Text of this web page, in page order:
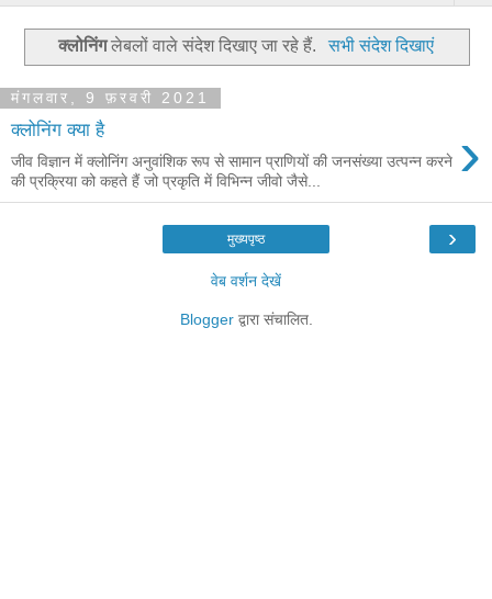
क्लोनिंगलेबलों वाले संदेश दिखाए जा रहे हैं. सभी संदेश दिखाएं
मंगलवार, 9 फ़रवरी 2021
क्लोनिंग क्या है ›
जीव विज्ञान में क्लोनिंग अनुवांशिक रूप से सामान प्राणियों की जनसंख्या उत्पन्न करने
की प्रक्रिया को कहते हैं जो प्रकृति में विभिन्न जीवो जैसे...
›
मुख्यपृष्ठ
वेब वर्शन देखें
Bloggerद्वारा संचालित.